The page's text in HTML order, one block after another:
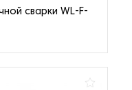
сварки WL-F-